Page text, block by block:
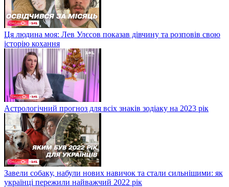
Ця людина моя: Лев Улєсов показав дівчину та розповів свою
історію кохання
Астрологічний прогноз для всіх знаків зодіаку на 2023 рік
Завели собаку, набули нових навичок та стали сильнішими: як
українці пережили найважчий 2022 рік